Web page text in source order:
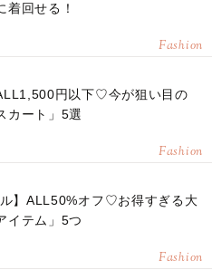
着回せる！
Fashion
円以下♡今が狙い目の
カート」5選
Fashion
ル】ALL50%オフ♡お得すぎる大
イテム」5つ
Fashion